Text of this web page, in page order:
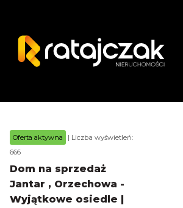
Oferta aktywna
| Liczba wyświetleń:
666
Dom na sprzedaż
Jantar , Orzechowa -
Wyjątkowe osiedle |